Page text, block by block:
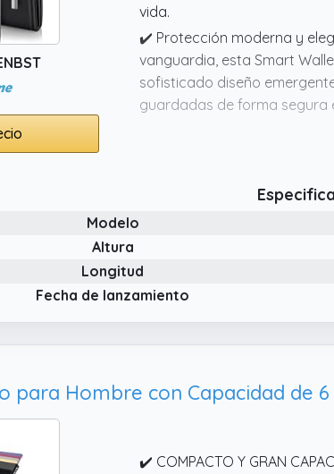
vida.
✔️ Protección moderna y
vanguardia, esta Smart
sofisticado diseño
guardadas de forma segura
✔️ DELGADA Y PRÁCTICA –
construcción ultraplana
deportiva con
✔️ Artesanía magistral y
tarjetero impresiona por su
Modelo
Altura
Longitud
Fecha de lanzamiento
✔️ COMPACTO Y GRAN